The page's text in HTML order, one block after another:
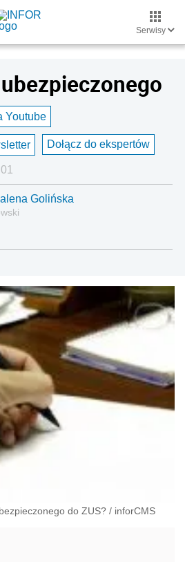
Serwisy
Youtube
Dołącz do ekspertów
Golińska
do ZUS? / inforCMS